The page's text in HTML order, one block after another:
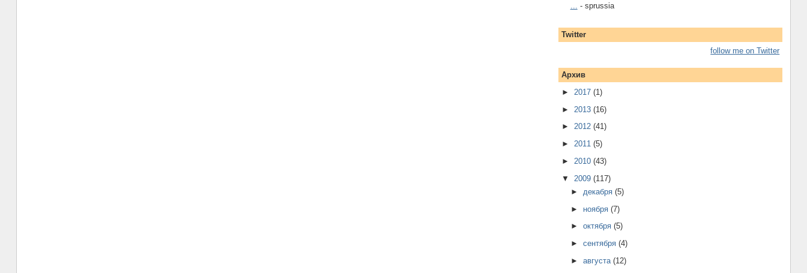
- sprussia
Twitter
follow me on Twitter
Архив
► 2017 (1)
► 2013 (16)
► 2012 (41)
► 2011 (5)
► 2010 (43)
▼ 2009 (117)
► декабря(5)
► ноября(7)
►октября(5)
►сентября(4)
►августа(12)